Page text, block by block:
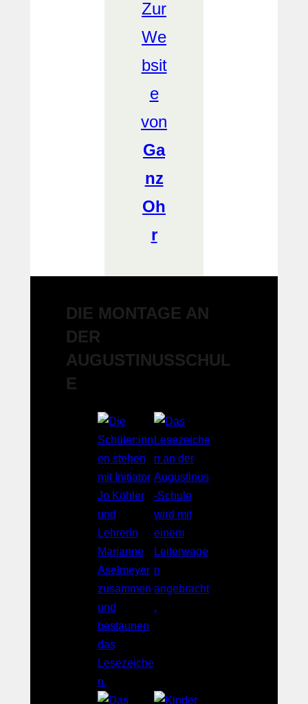
Zur
We
bsit
e
von
Ga
nz
Oh
r
DIE MONTAGE AN
DER
AUGUSTINUSSCHUL
E